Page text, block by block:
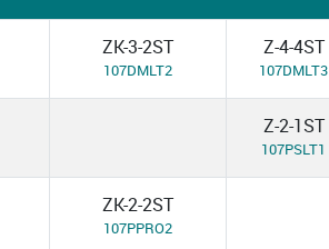
ZK-3-2ST
107DMLT2
Z-4-4ST
107DMLT3
Z-2-1ST
107PSLT1
ZK-2-2ST
107PPRO2